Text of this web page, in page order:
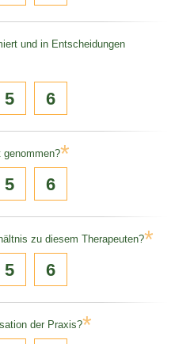
und in Entscheidungen
5 6
genommen?*
5 6
zu diesem Therapeuten?*
5 6
der Praxis?*